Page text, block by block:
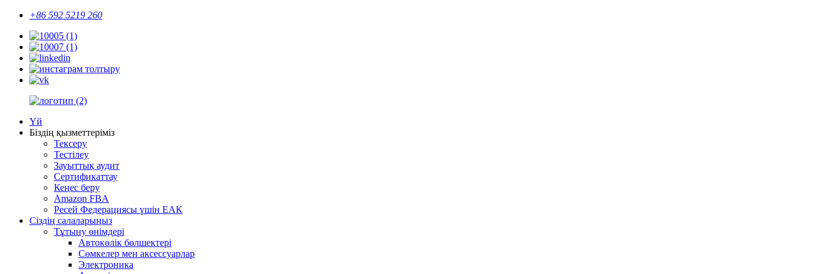
+86 592 5219 260
Үй
Біздің қызметтеріміз
Тексеру
Тестілеу
Зауыттық аудит
Сертификаттау
Кеңес беру
Amazon FBA
Ресей Федерациясы үшін ЕАК
Сіздің салаларыңыз
Тұтыну өнімдері
Автокөлік бөлшектері
Сөмкелер мен аксессуарлар
Электроника